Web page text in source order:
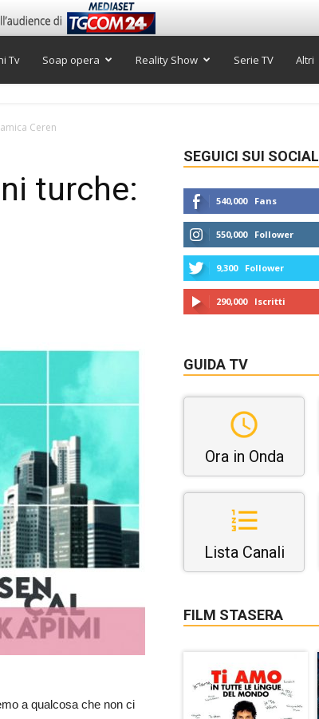
Tv Soap opera Reality Show Serie TV Altri
Ceren
turche:
a qualcosa che non ci
SEGUICI SUI SOCIAL
540,000 Fans
550,000 Follower
9,300 Follower
290,000 Iscritti
GUIDA TV
Ora in Onda
Lista Canali
FILM STASERA